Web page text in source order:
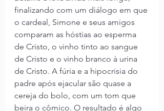
finalizando com um diálogo em que
o cardeal, Simone e seus amigos
comparam as hóstias ao esperma
de Cristo, o vinho tinto ao sangue
de Cristo e o vinho branco à urina
de Cristo. A fúria e a hipocrisia do
padre após ejacular são quase a
cereja do bolo, com um tom que
beira o cômico. O resultado é algo